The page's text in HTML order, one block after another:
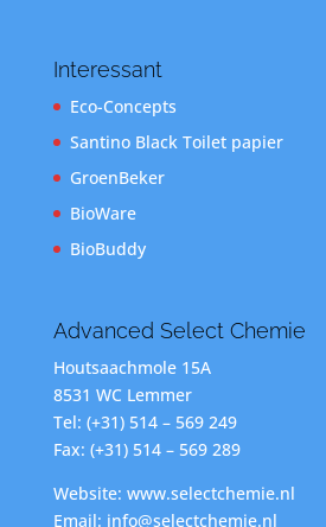
Interessant
Eco-Concepts
Santino Black Toilet papier
GroenBeker
BioWare
BioBuddy
Advanced Select Chemie
Houtsaachmole 15A
8531 WC Lemmer
Tel: (+31) 514 – 569 249
Fax: (+31) 514 – 569 289
Website: www.selectchemie.nl
Email: info@selectchemie.nl